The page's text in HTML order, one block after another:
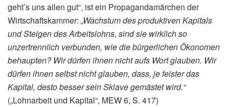
geht’s uns allen gut“, ist ein Propagandamärchen der
Wirtschaftskammer: „Wachstum des produktiven Kapitals
und Steigen des Arbeitslohns, sind sie wirklich so
unzertrennlich verbunden, wie die bürgerlichen Ökonomen
behaupten? Wir dürfen ihnen nicht aufs Wort glauben. Wir
dürfen ihnen selbst nicht glauben, dass, je feister das
Kapital, desto besser sein Sklave gemästet wird.“
(„Lohnarbeit und Kapital“, MEW 6, S. 417)